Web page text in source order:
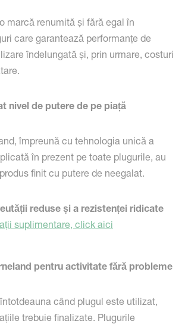
marcă renumită și fără egal în
care garantează performanțe de
îndelungată și, prin urmare, costuri
nivel de putere de pe piață
împreună cu tehnologia unică a
în prezent pe toate plugurile, au
finit cu putere de neegalat.
reduse și a rezistenței ridicate
suplimentare, click aici
pentru activitate fără probleme
când plugul este utilizat,
trebuie finalizate. Plugurile